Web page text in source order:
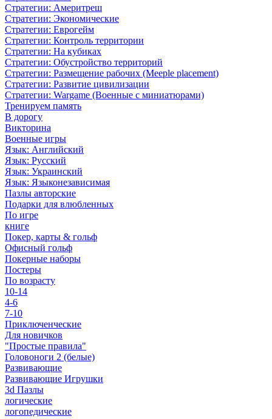
Стратегии: Америтреш
Стратегии: Экономические
Стратегии: Еврогейм
Стратегии: Контроль территории
Стратегии: На кубиках
Стратегии: Обустройство территорий
Стратегии: Размещение рабочих (Meeple placement)
Стратегии: Развитие цивилизации
Стратегии: Wargame (Военные с миниатюрами)
Тренируем память
В дорогу
Викторина
Военные игры
Язык: Английский
Язык: Русский
Язык: Украинский
Язык: Языконезависимая
Пазлы авторские
Подарки для влюбленных
По игре
книге
Покер, карты & гольф
Офисный гольф
Покерные наборы
Постеры
По возрасту
10-14
4-6
7-10
Приключенческие
Для новичков
"Простые правила"
Головоноги 2 (белые)
Развивающие
Развивающие Игрушки
3d Пазлы
логические
логопедические